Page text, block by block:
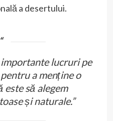
a desertului.
lucruri pe
a menține o
să alegem
și naturale.”